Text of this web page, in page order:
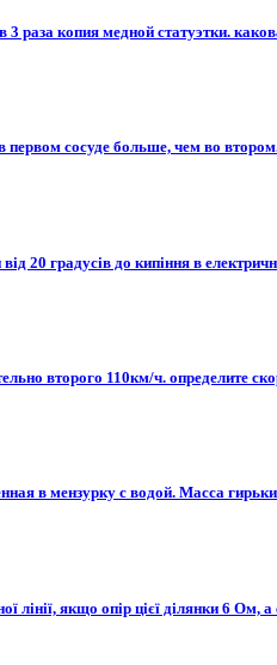
раза копия медной статуэтки.
сосуде больше, чем во
20 градусів до кипіння в
второго 110км/ч. определите
в мензурку с водой. Масса
лінії, якщо опір цієї ділянки 6